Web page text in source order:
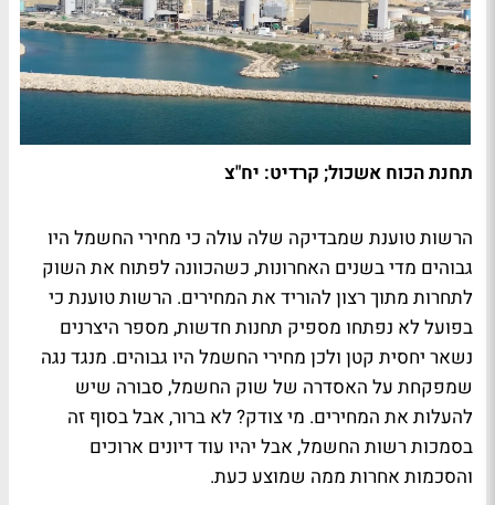
תחנת הכוח אשכול; קרדיט: יח"צ
הרשות טוענת שמבדיקה שלה עולה כי מחירי החשמל היו
גבוהים מדי בשנים האחרונות, כשהכוונה לפתוח את השוק
לתחרות מתוך רצון להוריד את המחירים. הרשות טוענת כי
בפועל לא נפתחו מספיק תחנות חדשות, מספר היצרנים
נשאר יחסית קטן ולכן מחירי החשמל היו גבוהים. מנגד נגה
שמפקחת על האסדרה של שוק החשמל, סבורה שיש
להעלות את המחירים. מי צודק? לא ברור, אבל בסוף זה
בסמכות רשות החשמל, אבל יהיו עוד דיונים ארוכים
והסכמות אחרות ממה שמוצע כעת.